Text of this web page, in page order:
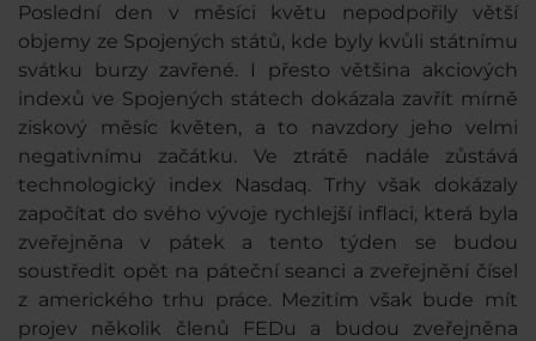
Poslední den v měsíci květu nepodpořily větší
objemy ze Spojených států, kde byly kvůli státnímu
svátku burzy zavřené. I přesto většina akciových
indexů ve Spojených státech dokázala zavřít mírně
ziskový měsíc květen, a to navzdory jeho velmi
negativnímu začátku. Ve ztrátě nadále zůstává
technologický index Nasdaq. Trhy však dokázaly
započítat do svého vývoje rychlejší inflaci, která byla
zveřejněna v pátek a tento týden se budou
soustředit opět na páteční seanci a zveřejnění čísel
z amerického trhu práce. Mezitím však bude mít
projev několik členů FEDu a budou zveřejněna